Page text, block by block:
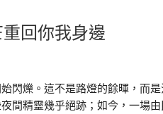
回你我身邊
閃爍。這不是路燈的餘暉，而
間精靈幾乎絕跡；如今，一場